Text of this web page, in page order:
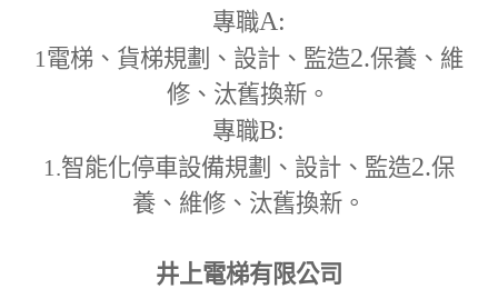
專職A:
1電梯、貨梯規劃、設計、監造2.保養、維
修、汰舊換新。
專職B:
1.智能化停車設備規劃、設計、監造2.保
養、維修、汰舊換新。
井上電梯有限公司